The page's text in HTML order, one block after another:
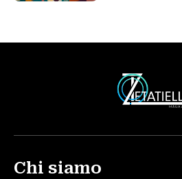
Chi siamo